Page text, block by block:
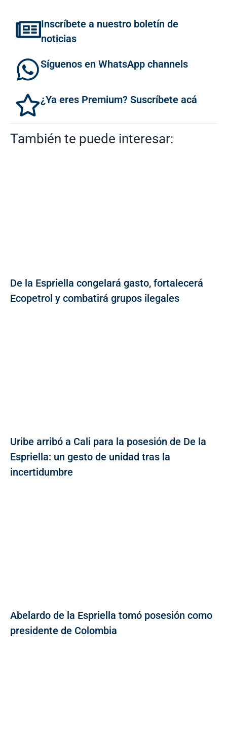
Inscríbete a nuestro boletín de
noticias
Síguenos en WhatsApp channels
¿Ya eres Premium? Suscríbete acá
También te puede interesar:
De la Espriella congelará gasto, fortalecerá
Ecopetrol y combatirá grupos ilegales
Uribe arribó a Cali para la posesión de De la
Espriella: un gesto de unidad tras la
incertidumbre
Abelardo de la Espriella tomó posesión como
presidente de Colombia